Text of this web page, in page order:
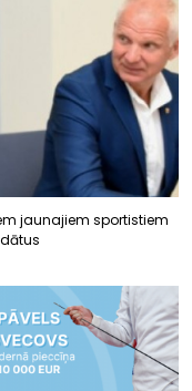
jaunajiem sportistiem